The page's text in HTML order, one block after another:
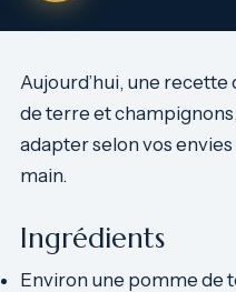
Aujourd’hui, une recette
de terre et
adapter selon vos envies
main.
Ingrédients
Environ une pomme de